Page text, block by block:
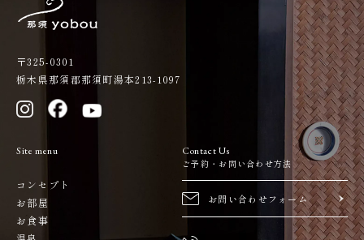
〒325-0301
栃木県那須郡那須町湯本213-1097
Site menu
コンセプト
お部屋
お食事
Contact Us
ご予約・お問い合わせ方法
お問い合わせフォーム